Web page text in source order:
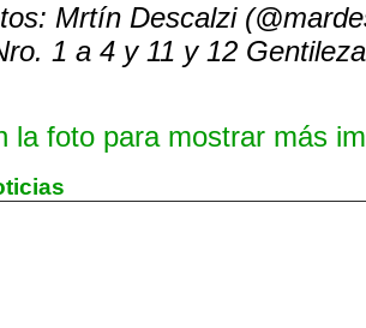
Mrtín Descalzi
1 a 4 y 11 y 12
la foto para mostrar más